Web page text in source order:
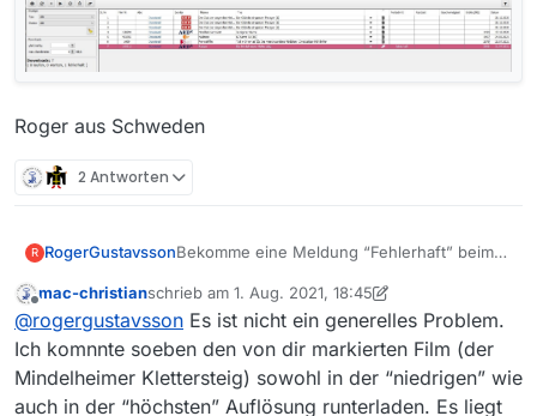
Roger aus Schweden
2 Antworten
R RogerGustavssonBekomme eine Meldung “Fehlerhaft” beim
ohne weiteres abspielen mit VLC.
Roger aus Schweden
mac-christianschrieb am 1. Aug. 2021, 18:45
zuletzt editiert von mac-christian
@rogergustavsson Es ist nicht ein generelles Problem.
Ich komnnte soeben den von dir markierten Film (der
Mindelheimer Klettersteig) sowohl in der “niedrigen” wie
auch in der “höchsten” Auflösung runterladen. Es liegt